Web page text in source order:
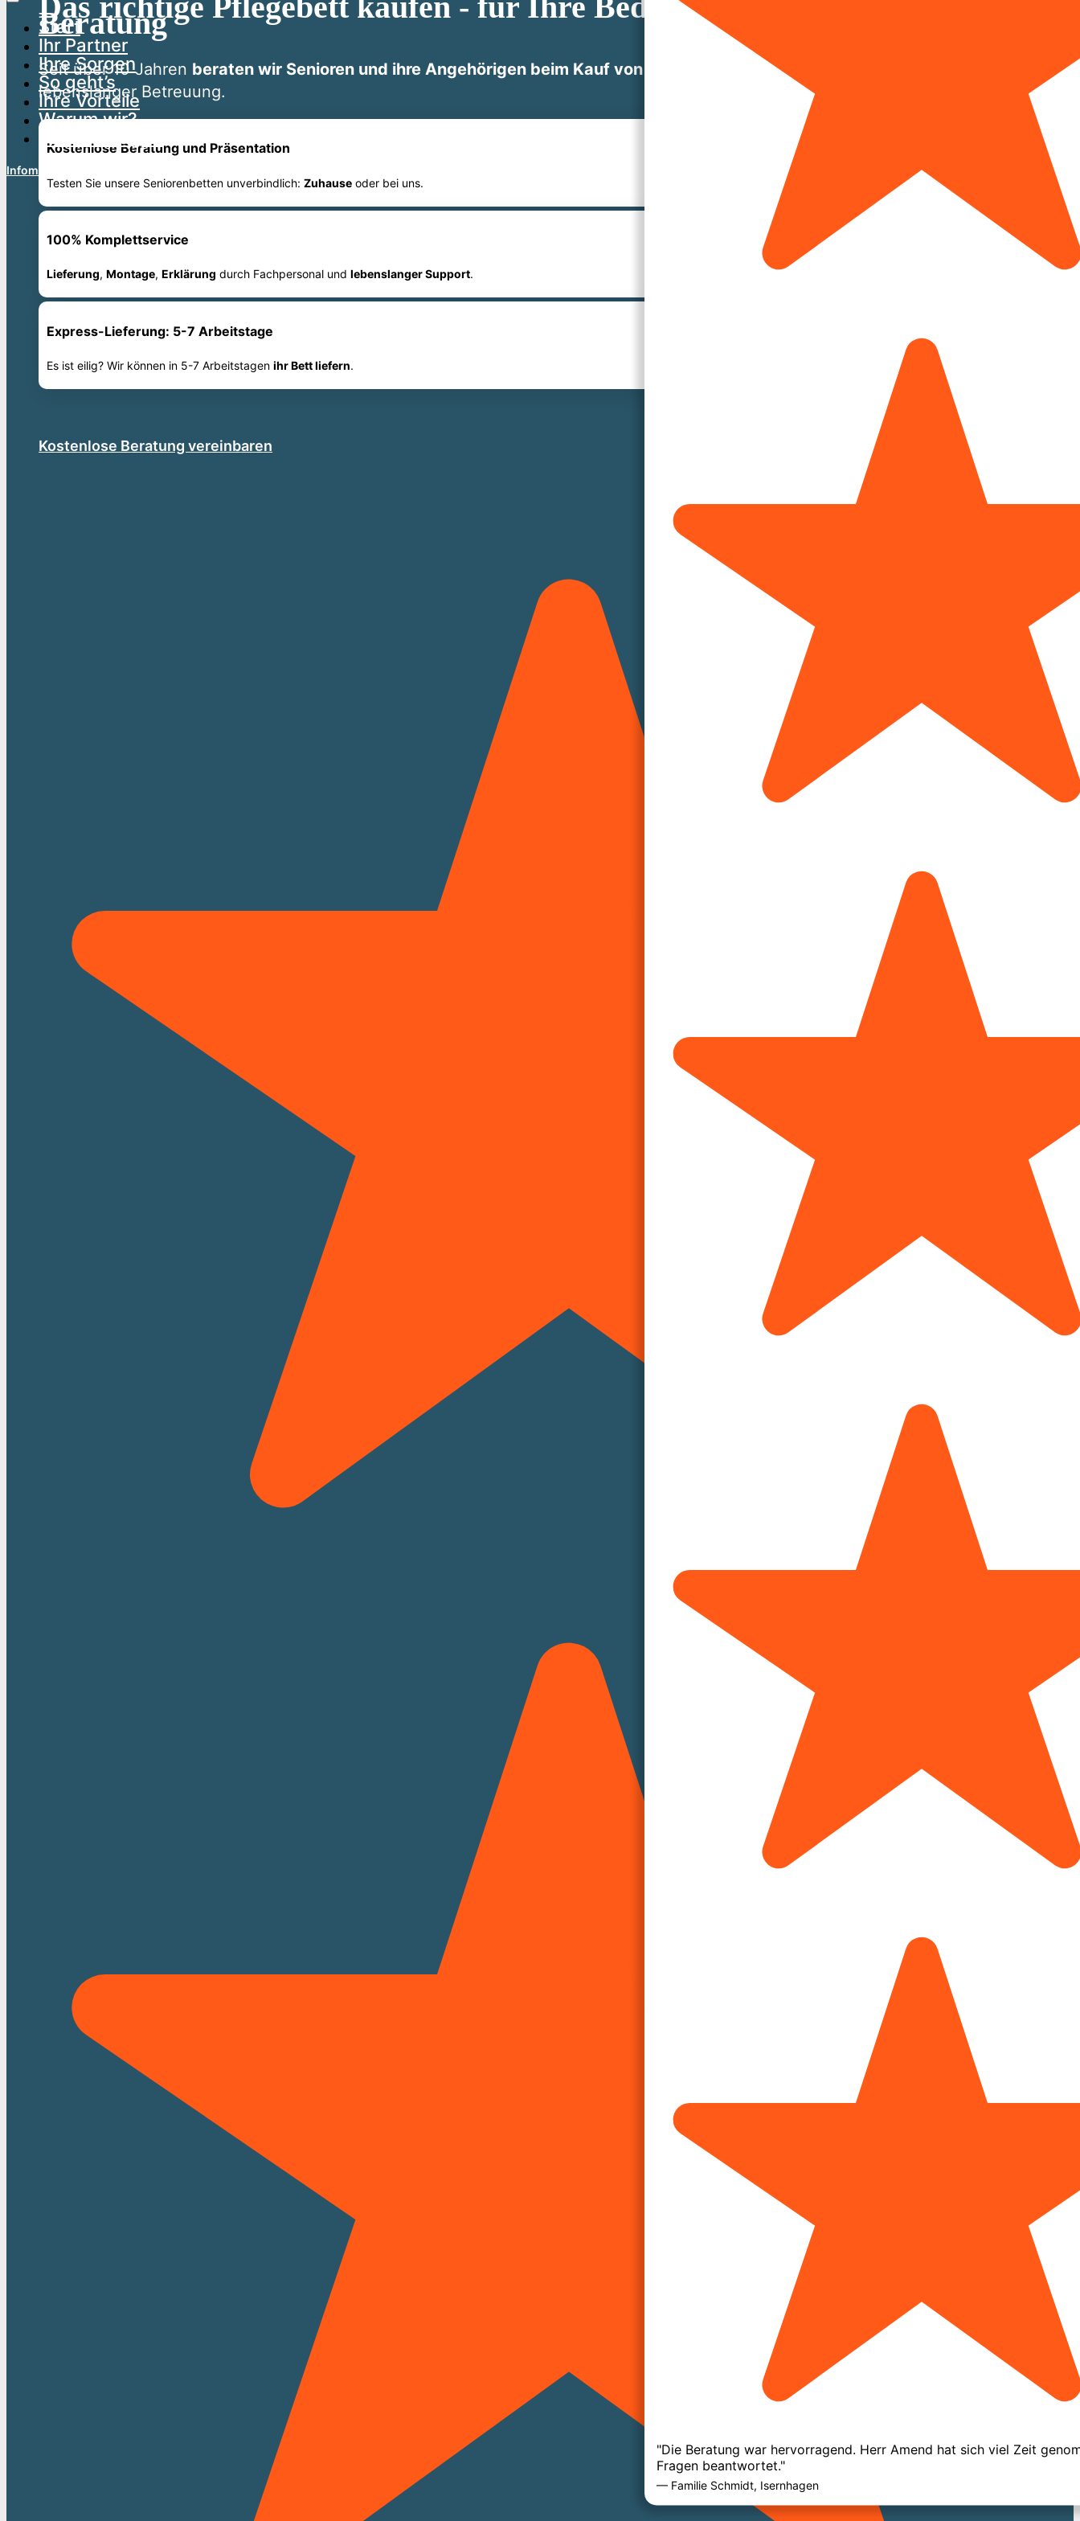
Start
Ihr Partner
Ihre Sorgen
So geht’s
Ihre Vorteile
Warum wir?
Infomaterial anfordern
Beratung
Seit über 10 Jahren beraten wir Senioren und ihre Angehörigen beim Kauf von Pflegebetten
. Kostenlos, unverbindlich und mit
lebenslanger Betreuung.
Kostenlose Beratung und Präsentation
Testen Sie unsere Seniorenbetten unverbindlich: Zuhause oder bei uns.
100% Komplettservice
Lieferung, Montage, Erklärung durch Fachpersonal und lebenslanger Support.
Express-Lieferung: 5-7 Arbeitstage
Es ist eilig? Wir können in 5-7 Arbeitstagen ihr Bett liefern.
Kostenlose Beratung vereinbaren
"Die Beratung war hervorragend. Herr Amend hat sich viel Zeit
Fragen beantwortet."
— Familie Schmidt, Isernhagen